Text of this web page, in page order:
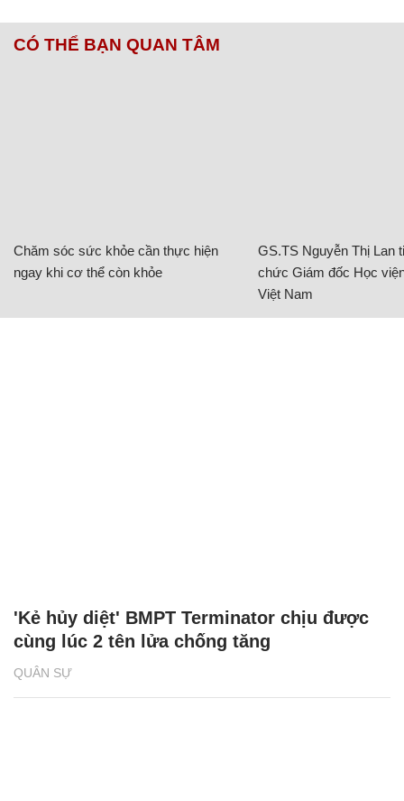
CÓ THỂ BẠN QUAN TÂM
Chăm sóc sức khỏe cần thực hiện
ngay khi cơ thể còn khỏe
GS.TS Nguyễn Thị Lan
chức Giám đốc Học
Việt Nam
QUÂN SỰ
'Kẻ hủy diệt' BMPT Terminator chịu được
cùng lúc 2 tên lửa chống tăng